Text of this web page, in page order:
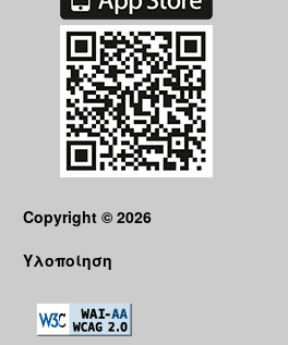
Copyright © 2026
Υλοποίηση